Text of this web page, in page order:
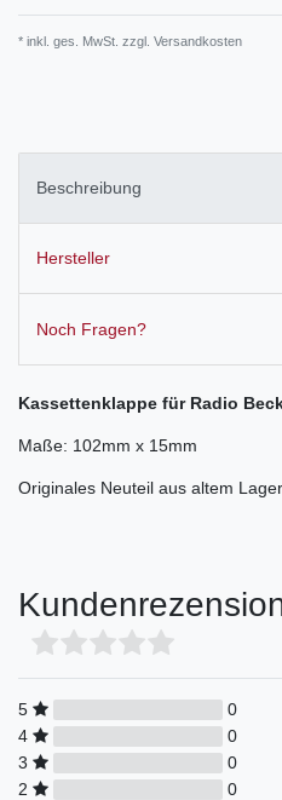
* inkl. ges. MwSt. zzgl. Versandkosten
Beschreibung
Hersteller
Noch Fragen?
Kassettenklappe für Radio
Maße: 102mm x 15mm
Originales Neuteil aus altem
5
0
4
0
3
0
2
0